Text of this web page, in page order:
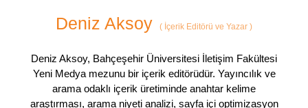
Deniz Aksoy ( İçerik Editörü ve Yazar )
Deniz Aksoy, Bahçeşehir Üniversitesi İletişim Fakültesi
Yeni Medya mezunu bir içerik editörüdür. Yayıncılık ve
arama odaklı içerik üretiminde anahtar kelime
araştırması, arama niyeti analizi, sayfa içi optimizasyon